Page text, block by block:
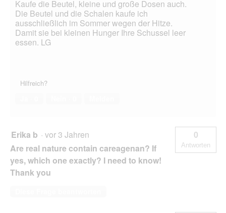
Kaufe die Beutel, kleine und große Dosen auch.
Die Beutel und die Schalen kaufe ich
ausschließlich im Sommer wegen der Hitze.
Damit sie bei kleinen Hunger Ihre Schussel leer
essen. LG
Hilfreich?
Erika b · vor 3 Jahren
Are real nature contain careagenan? If
yes, which one exactly? I need to know!
Thank you
0
Antworten